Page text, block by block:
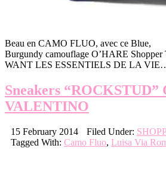
Beau en CAMO FLUO, avec ce Blue,
Burgundy camouflage O’HARE Shopper
WANT LES ESSENTIELS DE LA
Sneakers “ROCKSTUD”
VALENTINO
15 February 2014 Filed Under:
Tagged With: Camo Fluo, Luisa Via